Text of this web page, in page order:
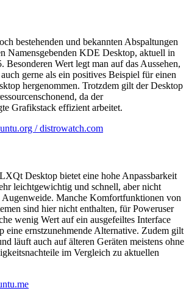
bestehenden und bekannten Abspaltungen
Namensgebenden KDE Desktop, aktuell in
Besonderen Wert legt man auf das Aussehen,
gerne als ein positives Beispiel für einen
hergenommen. Trotzdem gilt der Desktop
da der
Grafikstack effizient arbeitet.
Desktop bietet eine hohe Anpassbarkeit
leichtgewichtig und schnell, aber nicht
Augenweide. Manche Komfortfunktionen von
sind hier nicht enthalten, für Poweruser
wenig Wert auf ein ausgefeiltes Interface
eine ernstzunehmende Alternative. Zudem gilt
läuft auch auf älteren Geräten meistens ohne
im Vergleich zu aktuellen